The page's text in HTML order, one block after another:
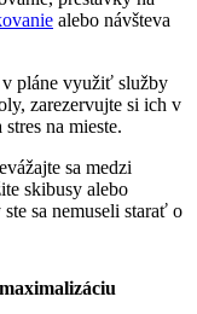
alebo návšteva
pláne využiť služby
zarezervujte si ich v
na mieste.
⁢sa medzi
skibusy‌ alebo
sa ⁣nemuseli ​starať o